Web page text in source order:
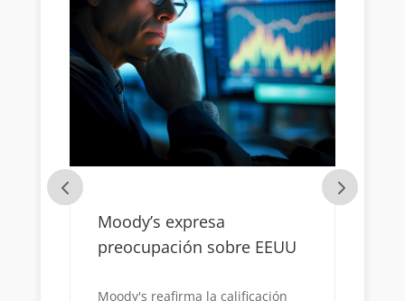
Moody’s expresa
preocupación sobre EEUU
Moody's reafirma la calificación